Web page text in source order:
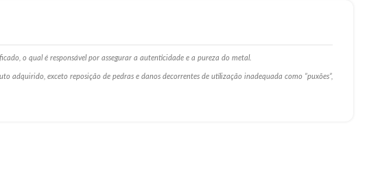
o qual é responsável por assegurar a autenticidade e a pureza do metal.
exceto reposição de pedras e danos decorrentes de utilização inadequada como ”puxões”,